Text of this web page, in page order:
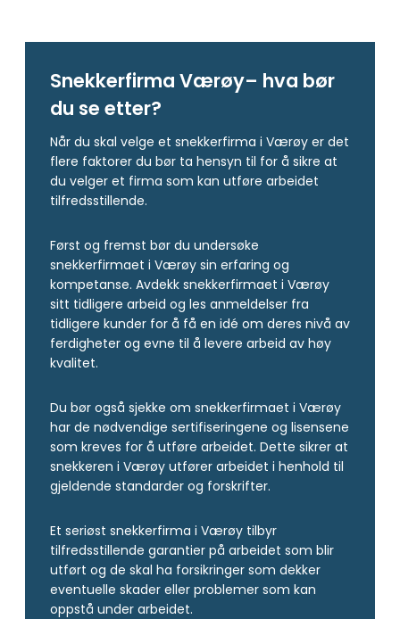
Snekkerfirma Værøy– hva bør
du se etter?
Når du skal velge et snekkerfirma i Værøy er det
flere faktorer du bør ta hensyn til for å sikre at
du velger et firma som kan utføre arbeidet
tilfredsstillende.
Først og fremst bør du undersøke
snekkerfirmaet i Værøy sin erfaring og
kompetanse. Avdekk snekkerfirmaet i Værøy
sitt tidligere arbeid og les anmeldelser fra
tidligere kunder for å få en idé om deres nivå av
ferdigheter og evne til å levere arbeid av høy
kvalitet.
Du bør også sjekke om snekkerfirmaet i Værøy
har de nødvendige sertifiseringene og lisensene
som kreves for å utføre arbeidet. Dette sikrer at
snekkeren i Værøy utfører arbeidet i henhold til
gjeldende standarder og forskrifter.
Et seriøst snekkerfirma i Værøy tilbyr
tilfredsstillende garantier på arbeidet som blir
utført og de skal ha forsikringer som dekker
eventuelle skader eller problemer som kan
oppstå under arbeidet.